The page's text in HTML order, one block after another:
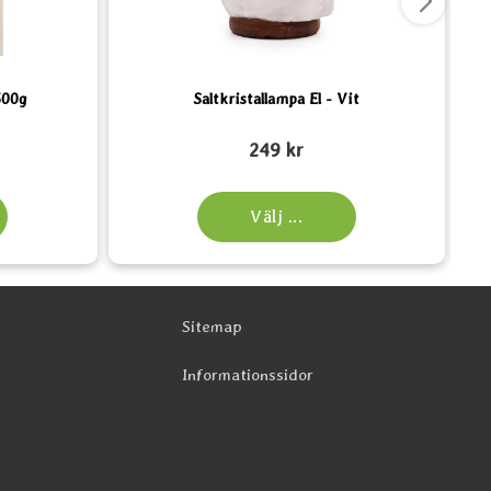
Saltkristallampa El - Vit
249 kr
Välj ...
Sitemap
Informationssidor